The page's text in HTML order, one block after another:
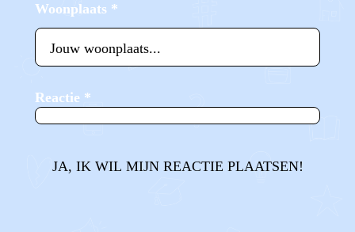
Woonplaats *
Reactie *
JA, IK WIL MIJN REACTIE PLAATSEN!